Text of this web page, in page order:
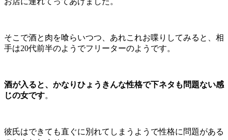
そこで酒と肉を喰らいつつ、あれこれお喋りしてみると、相
手は20代前半のようでフリーターのようです。
酒が入ると、かなりひょうきんな性格で下ネタも問題ない感
じの女です。
彼氏はできても直ぐに別れてしまうようで性格に問題がある